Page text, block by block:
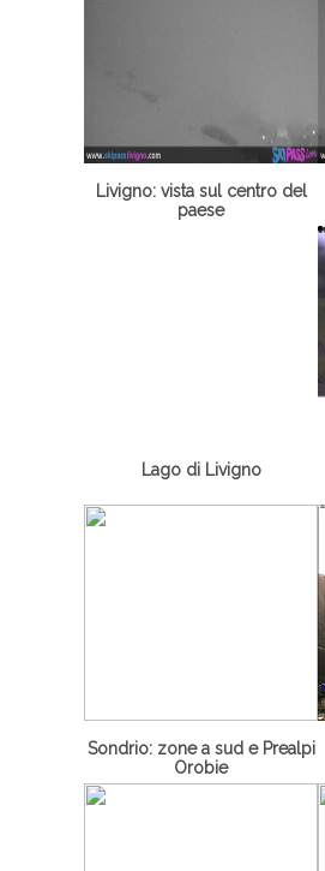
Livigno: vista sul centro del
paese
Lago di Livigno
Sondrio: zone a sud e Prealpi
Orobie